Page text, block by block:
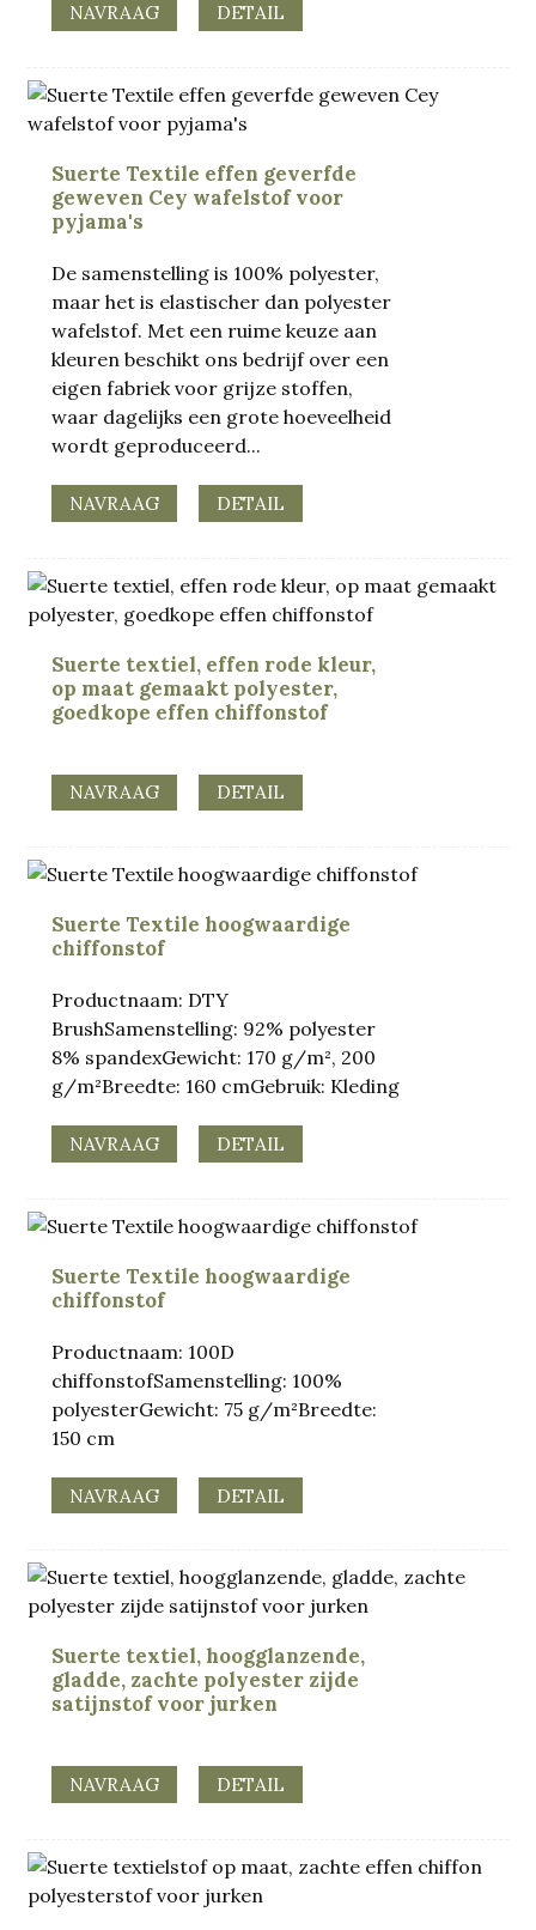
NAVRAAG DETAIL
Suerte Textile effen geverfde
geweven Cey wafelstof voor
pyjama's
De samenstelling is 100% polyester,
maar het is elastischer dan polyester
wafelstof. Met een ruime keuze aan
kleuren beschikt ons bedrijf over een
eigen fabriek voor grijze stoffen,
waar dagelijks een grote hoeveelheid
wordt geproduceerd...
NAVRAAG DETAIL
Suerte textiel, effen rode kleur,
op maat gemaakt polyester,
goedkope effen chiffonstof
NAVRAAG DETAIL
Suerte Textile hoogwaardige
chiffonstof
Productnaam: DTY
BrushSamenstelling: 92% polyester
8% spandexGewicht: 170 g/m², 200
g/m²Breedte: 160 cmGebruik: Kleding
NAVRAAG DETAIL
Suerte Textile hoogwaardige
chiffonstof
Productnaam: 100D
chiffonstofSamenstelling: 100%
polyesterGewicht: 75 g/m²Breedte:
150 cm
NAVRAAG DETAIL
Suerte textiel, hoogglanzende,
gladde, zachte polyester zijde
satijnstof voor jurken
NAVRAAG DETAIL